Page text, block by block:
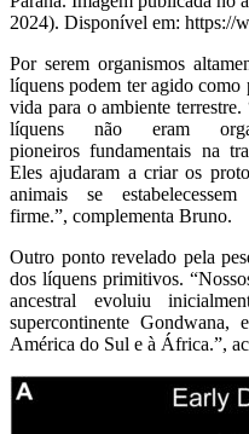
2024). Disponível em: https://
Por serem organismos
líquens podem ter agido como
vida para o ambiente terrestre.
líquens não eram
pioneiros fundamentais na
Eles ajudaram a criar os
animais se
firme.”, complementa Bruno.
Outro ponto revelado pela
dos líquens primitivos.
ancestral evoluiu
supercontinente Gondwana,
América do Sul e à África.”,